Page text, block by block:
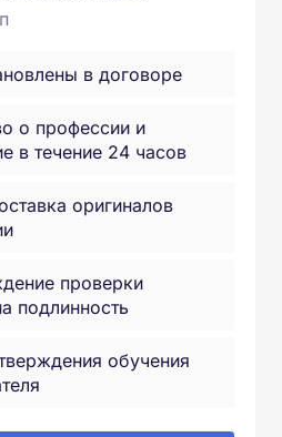
в договоре
о профессии и
в течение 24 часов
оригиналов
проверки
подлинность
обучения